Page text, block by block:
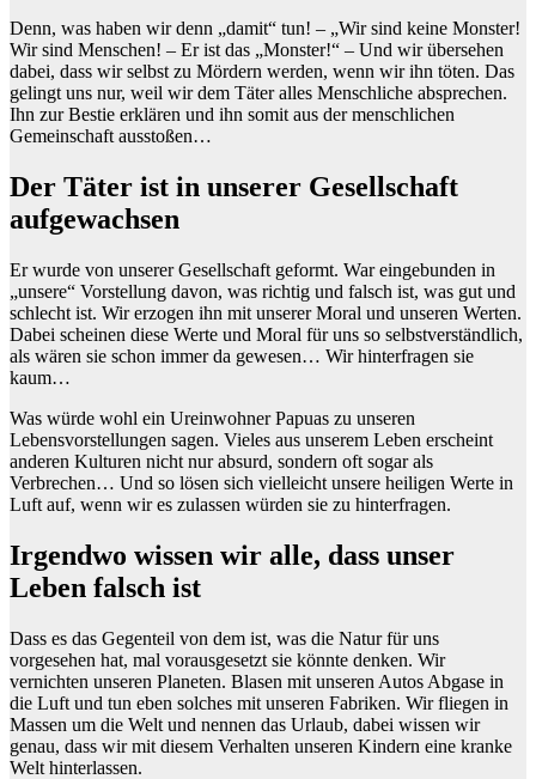
Denn, was haben wir denn „damit“ tun! – „Wir sind keine Monster!
Wir sind Menschen! – Er ist das „Monster!“ – Und wir übersehen
dabei, dass wir selbst zu Mördern werden, wenn wir ihn töten. Das
gelingt uns nur, weil wir dem Täter alles Menschliche absprechen.
Ihn zur Bestie erklären und ihn somit aus der menschlichen
Gemeinschaft ausstoßen…
Der Täter ist in unserer Gesellschaft
aufgewachsen
Er wurde von unserer Gesellschaft geformt. War eingebunden in
„unsere“ Vorstellung davon, was richtig und falsch ist, was gut und
schlecht ist. Wir erzogen ihn mit unserer Moral und unseren Werten.
Dabei scheinen diese Werte und Moral für uns so selbstverständlich,
als wären sie schon immer da gewesen… Wir hinterfragen sie
kaum…
Was würde wohl ein Ureinwohner Papuas zu unseren
Lebensvorstellungen sagen. Vieles aus unserem Leben erscheint
anderen Kulturen nicht nur absurd, sondern oft sogar als
Verbrechen… Und so lösen sich vielleicht unsere heiligen Werte in
Luft auf, wenn wir es zulassen würden sie zu hinterfragen.
Irgendwo wissen wir alle, dass unser
Leben falsch ist
Dass es das Gegenteil von dem ist, was die Natur für uns
vorgesehen hat, mal vorausgesetzt sie könnte denken. Wir
vernichten unseren Planeten. Blasen mit unseren Autos Abgase in
die Luft und tun eben solches mit unseren Fabriken. Wir fliegen in
Massen um die Welt und nennen das Urlaub, dabei wissen wir
genau, dass wir mit diesem Verhalten unseren Kindern eine kranke
Welt hinterlassen.